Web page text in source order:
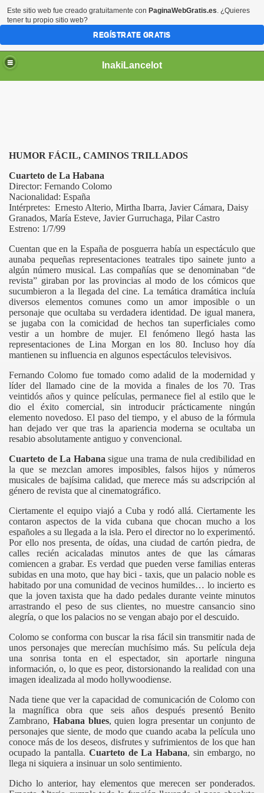
InakiLancelot
HUMOR FÁCIL, CAMINOS TRILLADOS
Cuarteto de La Habana
Director: Fernando Colomo
Nacionalidad: España
Intérpretes: Ernesto Alterio, Mirtha Ibarra, Javier Cámara, Daisy
Granados, María Esteve, Javier Gurruchaga, Pilar Castro
Estreno: 1/7/99
Cuentan que en la España de posguerra había un espectáculo que
aunaba pequeñas representaciones teatrales tipo sainete junto a
algún número musical. Las compañías que se denominaban “de
revista” giraban por las provincias al modo de los cómicos que
sucumbieron a la llegada del cine. La temática dramática incluía
diversos elementos comunes como un amor imposible o un
personaje que ocultaba su verdadera identidad. De igual manera,
se jugaba con la comicidad de hechos tan superficiales como
vestir a un hombre de mujer. El fenómeno llegó hasta las
representaciones de Lina Morgan en los 80. Incluso hoy día
mantienen su influencia en algunos espectáculos televisivos.
Fernando Colomo fue tomado como adalid de la modernidad y
líder del llamado cine de la movida a finales de los 70. Tras
veintidós años y quince películas, permanece fiel al estilo que le
dio el éxito comercial, sin introducir prácticamente ningún
elemento novedoso. El paso del tiempo, y el abuso de la fórmula
han dejado ver que tras la apariencia moderna se ocultaba un
resabio absolutamente antiguo y convencional.
Cuarteto de La Habana sigue una trama de nula credibilidad en
la que se mezclan amores imposibles, falsos hijos y números
musicales de bajísima calidad, que merece más su adscripción al
género de revista que al cinematográfico.
Ciertamente el equipo viajó a Cuba y rodó allá. Ciertamente les
contaron aspectos de la vida cubana que chocan mucho a los
españoles a su llegada a la isla. Pero el director no lo experimentó.
Por ello nos presenta, de oídas, una ciudad de cartón piedra, de
calles recién acicaladas minutos antes de que las cámaras
comiencen a grabar. Es verdad que pueden verse familias enteras
subidas en una moto, que hay bici - taxis, que un palacio noble es
habitado por una comunidad de vecinos humildes… lo incierto es
que la joven taxista que ha dado pedales durante veinte minutos
arrastrando el peso de sus clientes, no muestre cansancio sino
alegría, o que los palacios no se vengan abajo por el descuido.
Colomo se conforma con buscar la risa fácil sin transmitir nada de
unos personajes que merecían muchísimo más. Su película deja
una sonrisa tonta en el espectador, sin aportarle ninguna
información, o, lo que es peor, distorsionando la realidad con una
imagen idealizada al modo hollywoodiense.
Nada tiene que ver la capacidad de comunicación de Colomo con
la magnífica obra que seis años después presentó Benito
Zambrano, Habana blues, quien logra presentar un conjunto de
personajes que siente, de modo que cuando acaba la película uno
conoce más de los deseos, disfrutes y sufrimientos de los que han
ocupado la pantalla. Cuarteto de La Habana, sin embargo, no
llega ni siquiera a insinuar un solo sentimiento.
Dicho lo anterior, hay elementos que merecen ser ponderados.
muerto
Este sitio web fue creado gratuitamente con PaginaWebGratis.es. ¿Quieres
tener tu propio sitio web?
REGÍSTRATE GRATIS